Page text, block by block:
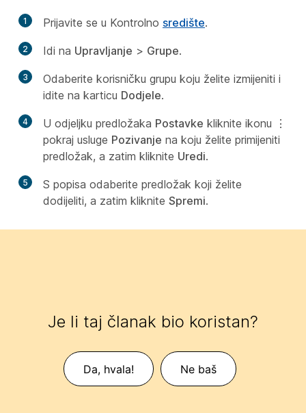
1 Prijavite se u Kontrolno središte.
2 Idi na Upravljanje > Grupe.
3
Odaberite korisničku grupu koju želite izmijeniti i
idite na karticu Dodjele.
4 U odjeljku predložaka Postavke kliknite ikonu ⋮
pokraj usluge Pozivanje na koju želite primijeniti
predložak, a zatim kliknite Uredi.
5
S popisa odaberite predložak koji želite
dodijeliti, a zatim kliknite Spremi.
Je li taj članak bio koristan?
Da, hvala! Ne baš